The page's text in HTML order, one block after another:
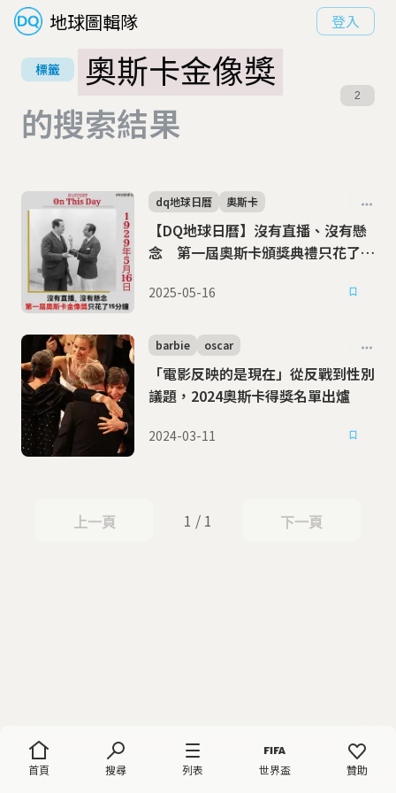
地球圖輯隊 登入
首頁 搜尋 列表 世界盃 贊助
標籤
奧斯卡金像獎
的搜索結果
2
【DQ地球日曆】沒有直播、沒有懸
念 第一屆奧斯卡頒獎典禮只花了
dq地球日曆 奧斯卡
2025-05-16
「電影反映的是現在」從反戰到性別
議題，2024奧斯卡得獎名單出爐
barbie oscar
2024-03-11
上一頁
上一頁 1 / 1 下一頁
下一頁